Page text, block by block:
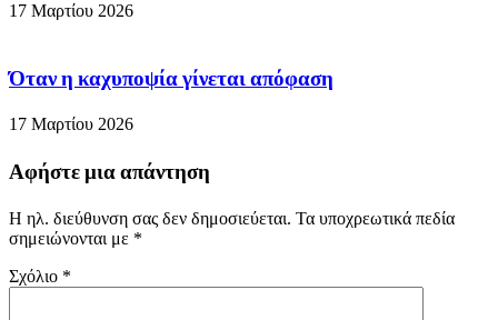
17 Μαρτίου 2026
Όταν η καχυποψία γίνεται απόφαση
17 Μαρτίου 2026
Αφήστε μια απάντηση
Η ηλ. διεύθυνση σας δεν δημοσιεύεται. Τα υποχρεωτικά πεδία
σημειώνονται με *
Σχόλιο *